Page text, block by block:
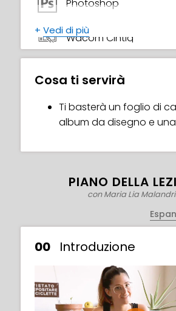
Photoshop
Wacom Cintiq
+ Vedi di più
Cosa ti servirà
Ti basterà un foglio di
album da disegno e
PIANO DELLA
con Maria Lia
00 Introduzione